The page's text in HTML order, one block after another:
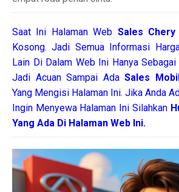
Saat Ini Halaman Web Sales
Kosong. Jadi Semua Informasi
Lain Di Dalam Web Ini Hanya
Jadi Acuan Sampai AdaSales
Yang Mengisi Halaman Ini. Jika Anda
Ingin Menyewa Halaman Ini Silahkan
Yang Ada Di Halaman Web Ini.